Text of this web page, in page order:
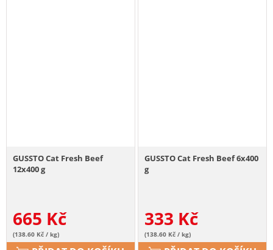
GUSSTO Cat Fresh Beef
12x400 g
665 Kč
(138.60 Kč / kg)
GUSSTO Cat Fresh Beef 6x400
g
333 Kč
(138.60 Kč / kg)